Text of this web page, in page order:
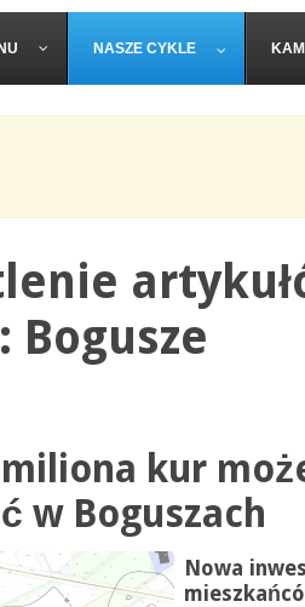
NASZE CYKLE
miliona kur
w Boguszach
Nowa